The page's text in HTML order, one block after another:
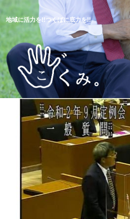
地域に活力を!!つくばに底力を!!
5つのつくば市の未来予想図
プロフィール
お問い合わせ